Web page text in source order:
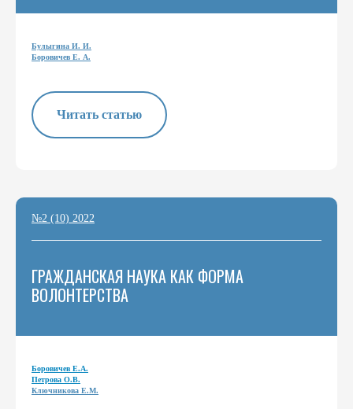
Булыгина И. И.
Боровичев Е. А.
Читать статью
№2 (10) 2022
ГРАЖДАНСКАЯ НАУКА КАК ФОРМА
ВОЛОНТЕРСТВА
Боровичев Е.А.
Петрова О.В.
Ключникова Е.М.